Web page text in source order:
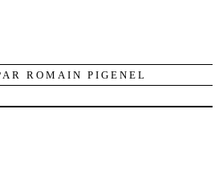
ROMAIN PIGENEL